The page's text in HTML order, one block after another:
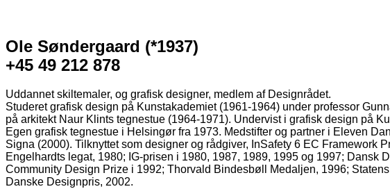
Ole Søndergaard (*1937)
+45 49 212 878
Uddannet skiltemaler, og grafisk designer, medlem af Designrådet.
Studeret grafisk design på Kunstakademiet (1961-1964) under professor
på arkitekt Naur Klints tegnestue (1964-1971). Undervist i grafisk design på
Egen grafisk tegnestue i Helsingør fra 1973. Medstifter og partner i Eleven
Signa (2000). Tilknyttet som designer og rådgiver, InSafety 6 EC Framework
Engelhardts legat, 1980; IG-prisen i 1980, 1987, 1989, 1995 og 1997; Dansk
Community Design Prize i 1992; Thorvald Bindesbøll Medaljen, 1996;
Danske Designpris, 2002.